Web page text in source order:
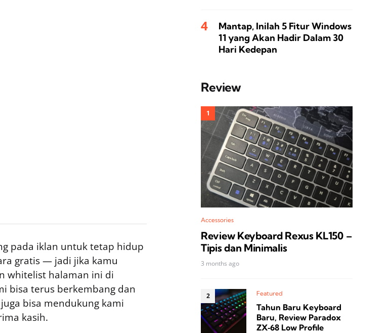
pada iklan untuk tetap hidup
gratis — jadi jika kamu
whitelist halaman ini di
bisa terus berkembang dan
bisa mendukung kami
kasih.
Mantap, Inilah 5 Fitur Windows
11 yang Akan Hadir Dalam 30
Hari Kedepan
Review
Accessories
Review Keyboard Rexus KL150 –
Tipis dan Minimalis
3 months ago
Featured
Tahun Baru Keyboard
Baru, Review Paradox
ZX‑68 Low Profile